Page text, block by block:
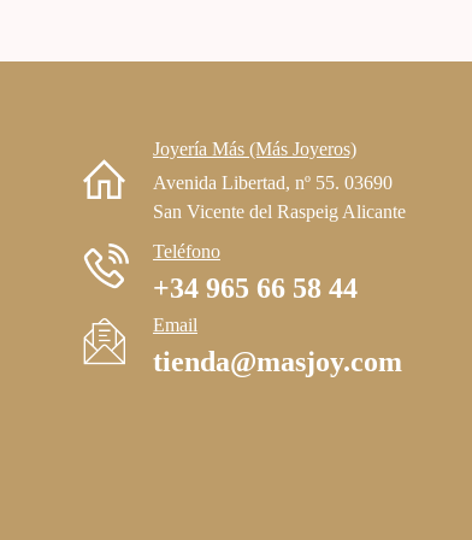
Joyería Más (Más Joyeros)
Avenida Libertad, nº 55. 03690
San Vicente del Raspeig Alicante
Teléfono
+34 965 66 58 44
Email
tienda@masjoy.com